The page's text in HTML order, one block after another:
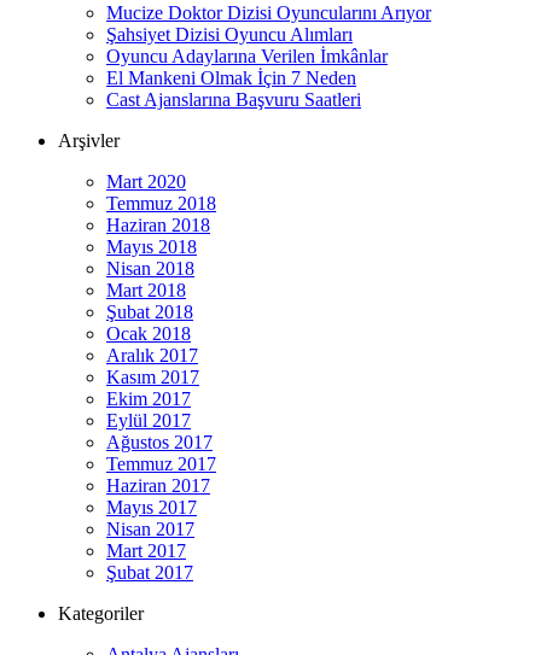
Mucize Doktor Dizisi Oyuncularını Arıyor
Şahsiyet Dizisi Oyuncu Alımları
Oyuncu Adaylarına Verilen İmkânlar
El Mankeni Olmak İçin 7 Neden
Cast Ajanslarına Başvuru Saatleri
Arşivler
Mart 2020
Temmuz 2018
Haziran 2018
Mayıs 2018
Nisan 2018
Mart 2018
Şubat 2018
Ocak 2018
Aralık 2017
Kasım 2017
Ekim 2017
Eylül 2017
Ağustos 2017
Temmuz 2017
Haziran 2017
Mayıs 2017
Nisan 2017
Mart 2017
Şubat 2017
Kategoriler